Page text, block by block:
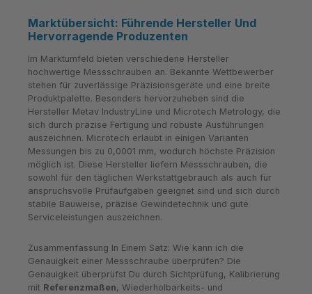
Marktübersicht: Führende Hersteller Und
Hervorragende Produzenten
Im Marktumfeld bieten verschiedene Hersteller
hochwertige Messschrauben an. Bekannte Wettbewerber
stehen für zuverlässige Präzisionsgeräte und eine breite
Produktpalette. Besonders hervorzuheben sind die
Hersteller Metav IndustryLine und Microtech Metrology, die
sich durch präzise Fertigung und robuste Ausführungen
auszeichnen. Microtech erlaubt in einigen Varianten
Messungen bis zu 0,0001 mm, wodurch höchste Präzision
möglich ist. Diese Hersteller liefern Messschrauben, die
sowohl für den täglichen Werkstattgebrauch als auch für
anspruchsvolle Prüfaufgaben geeignet sind und sich durch
stabile Bauweise, präzise Gewindetechnik und gute
Serviceleistungen auszeichnen.
Zusammenfassung In Einem Satz: Wie kann ich die
Genauigkeit einer Messschraube überprüfen? Die
Genauigkeit überprüfst Du durch Sichtprüfung, Kalibrierung
mit Referenzmaßen, Wiederholbarkeits- und